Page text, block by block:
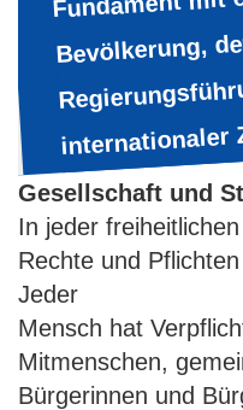
Bevölkerung,
internationaler
Gesellschaft und
In jeder
Rechte und
Jeder
Mensch hat
Mitmenschen,
Bürgerinnen und